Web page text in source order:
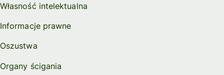
Własność intelektualna
Informacje prawne
Oszustwa
Organy ścigania